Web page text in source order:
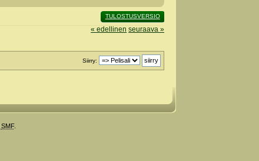
TULOSTUSVERSIO
« edellinen seuraava »
Siirry:
SMF.